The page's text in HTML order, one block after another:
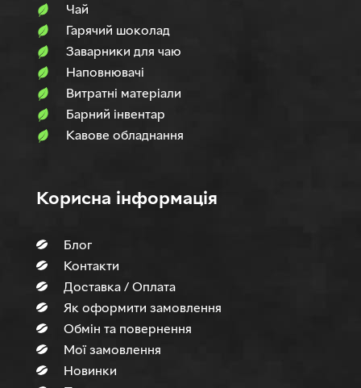
Чай
Гарячий шоколад
Заварники для чаю
Наповнювачi
Витратні матеріали
Барний інвентар
Кавове обладнання
Корисна інформація
Блог
Контакти
Доставка / Оплата
Як оформити замовлення
Обмін та повернення
Мої замовлення
Новинки